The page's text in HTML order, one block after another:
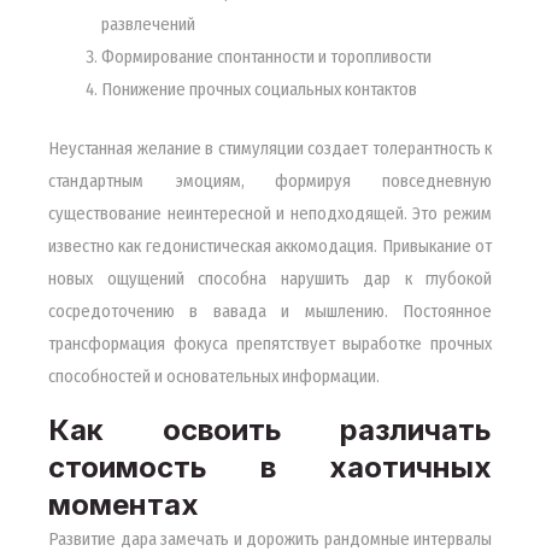
развлечений
Формирование спонтанности и торопливости
Понижение прочных социальных контактов
Неустанная желание в стимуляции создает толерантность к
стандартным эмоциям, формируя повседневную
существование неинтересной и неподходящей. Это режим
известно как гедонистическая аккомодация. Привыкание от
новых ощущений способна нарушить дар к глубокой
сосредоточению в вавада и мышлению. Постоянное
трансформация фокуса препятствует выработке прочных
способностей и основательных информации.
Как освоить различать
стоимость в хаотичных
моментах
Развитие дара замечать и дорожить рандомные интервалы